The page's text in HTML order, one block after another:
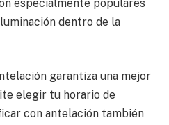
especialmente populares
dentro de la
garantiza una mejor
elegir tu horario de
con antelación también